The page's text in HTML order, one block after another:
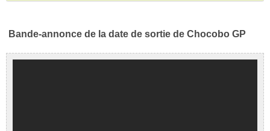
Bande-annonce de la date de sortie de Chocobo GP